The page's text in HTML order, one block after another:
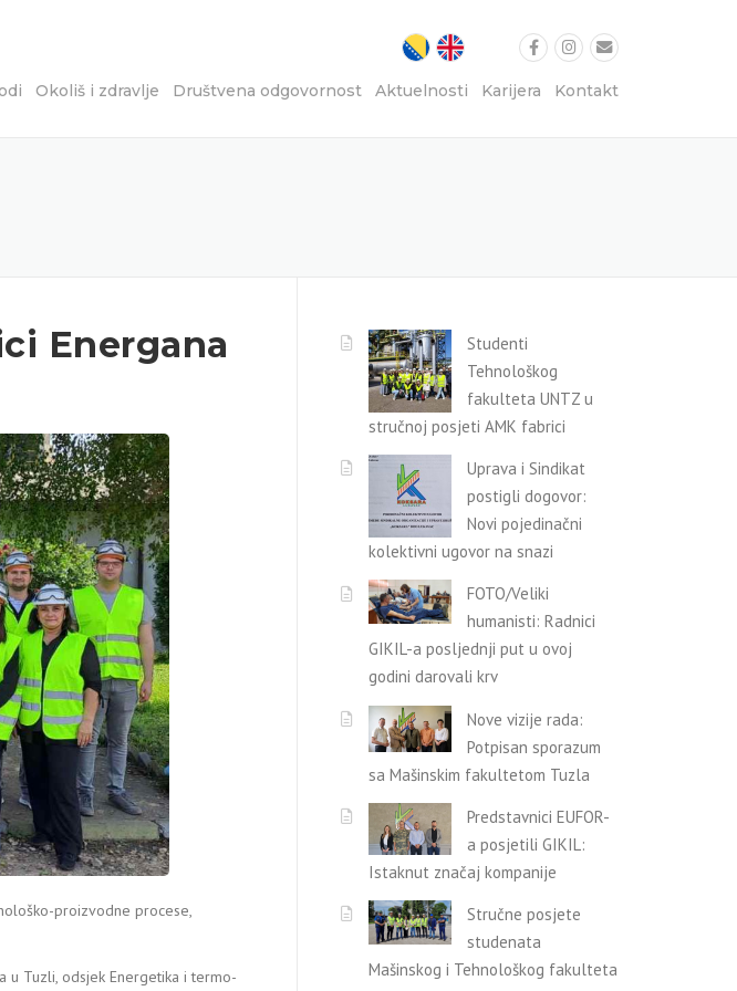
Okoliš i zdravlje Društvena odgovornost Aktuelnosti Karijera Kontakt
Energana
proizvodne procese,
u Tuzli, odsjek Energetika i termo-
Studenti
Tehnološkog
fakulteta UNTZ u
stručnoj posjeti AMK fabrici
Uprava i Sindikat
postigli dogovor:
Novi pojedinačni
kolektivni ugovor na snazi
FOTO/Veliki
humanisti: Radnici
GIKIL-a posljednji put u ovoj
godini darovali krv
Nove vizije rada:
Potpisan sporazum
sa Mašinskim fakultetom Tuzla
Predstavnici EUFOR-
a posjetili GIKIL:
Istaknut značaj kompanije
Stručne posjete
studenata
Mašinskog i Tehnološkog fakulteta